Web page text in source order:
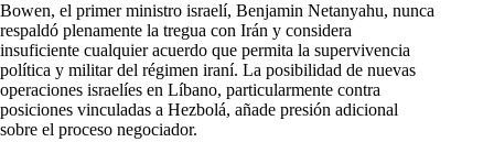
Bowen, el primer ministro israelí, Benjamin Netanyahu, nunca
respaldó plenamente la tregua con Irán y considera
insuficiente cualquier acuerdo que permita la supervivencia
política y militar del régimen iraní. La posibilidad de nuevas
operaciones israelíes en Líbano, particularmente contra
posiciones vinculadas a Hezbolá, añade presión adicional
sobre el proceso negociador.